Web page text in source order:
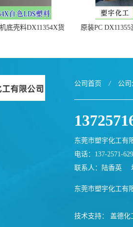
底壳料DX11354X货
原装PC
公司首页 / 公司
东莞市塑宇化工有
电话：137-2571-
联系人：陆香英
东莞市塑宇化工有
技术支持： 盖德化